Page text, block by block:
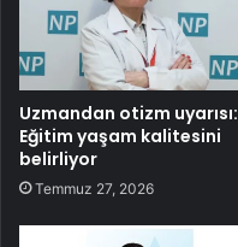
Uzmandan otizm uyarısı:
Eğitim yaşam kalitesini
belirliyor
Temmuz 27, 2026